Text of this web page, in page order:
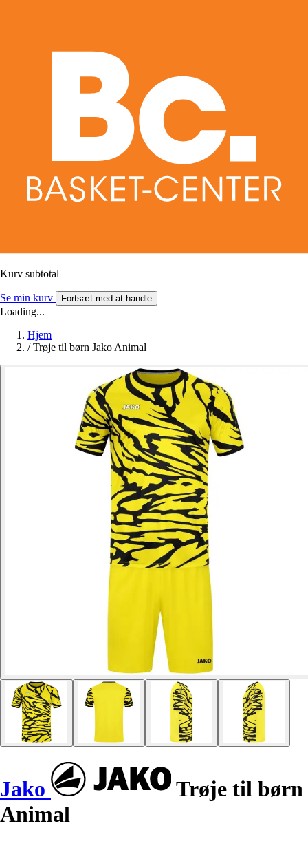
Kurv subtotal
Se min kurv Fortsæt med at handle
Loading...
Hjem
/ Trøje til børn Jako Animal
Jako
Trøje til børn
Animal